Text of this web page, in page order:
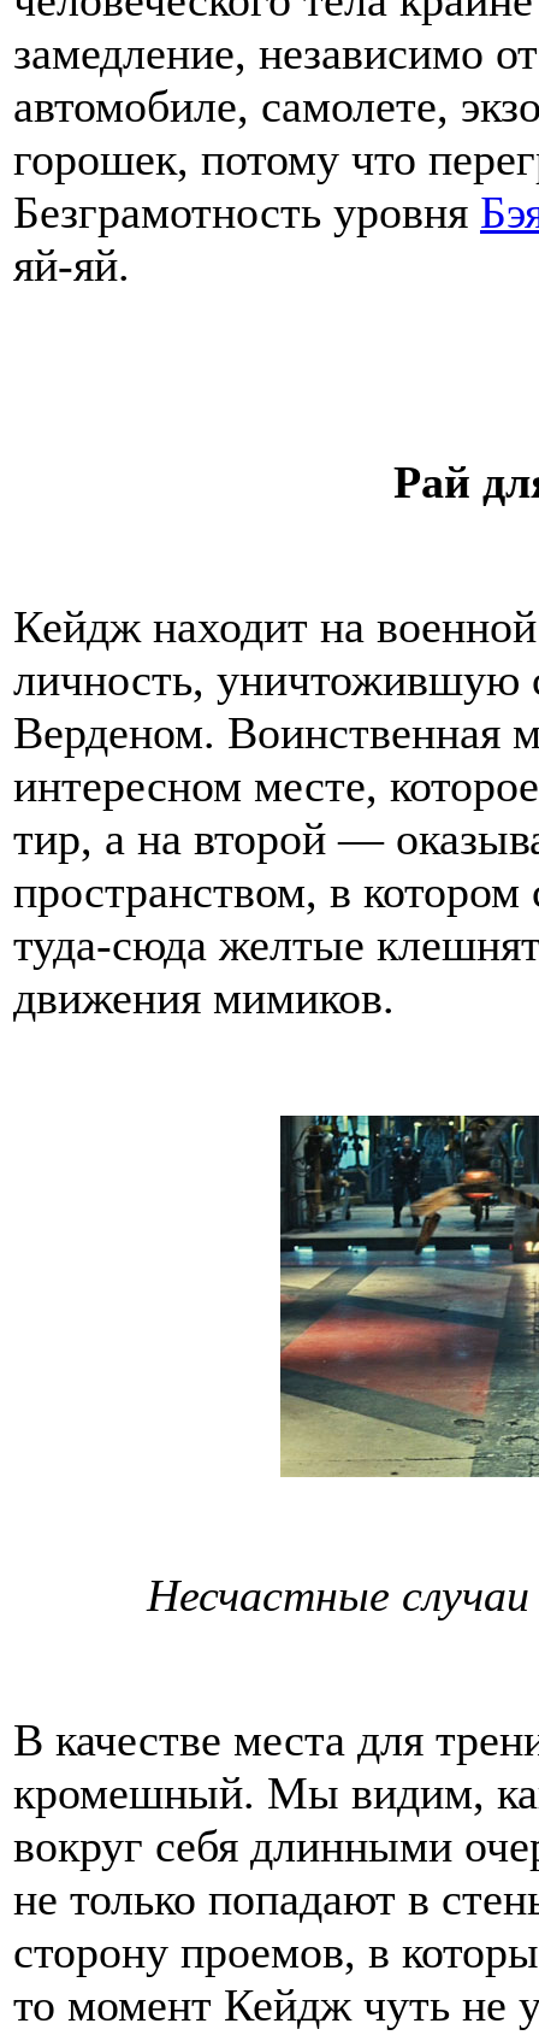
замедление, независимо
автомобиле, самолете,
горошек, потому что
Безграмотность уровня
яй-яй.
Рай
Кейдж находит на
личность, уничтожившую
Верденом. Воинственная
интересном месте,
тир, а на второй —
пространством, в
туда-сюда желтые
движения мимиков.
Несчастные
В качестве места для
кромешный. Мы видим,
вокруг себя длинными
не только попадают в
сторону проемов, в
то момент Кейдж чуть не